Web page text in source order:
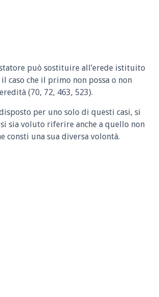
può sostituire all’erede istituito
caso che il primo non possa o non
(70, 72, 463, 523).
per uno solo di questi casi, si
sia voluto riferire anche a quello non
consti una sua diversa volontà.